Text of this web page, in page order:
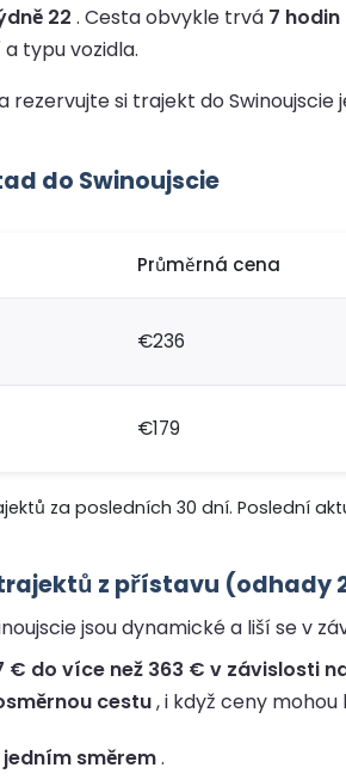
22 . Cesta obvykle trvá 7
typu vozidla.
si trajekt do Swinoujscie
do Swinoujscie
Průměrná cena
€236
€179
za posledních 30 dní. Poslední
z přístavu (odhady
jsou dynamické a liší se v
€ do více než 363 € v závislosti
cestu, i když ceny
směrem.